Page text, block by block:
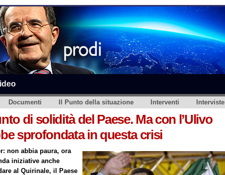
Documenti Il Punto della situazione Interventi Interviste
di solidità del Paese. Ma con l’Ulivo
sprofondata in questa crisi
non abbia paura, ora
iniziative anche
al Quirinale, il Paese